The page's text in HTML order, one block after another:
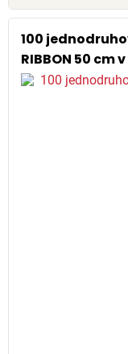
100
RIBBON 50 cm